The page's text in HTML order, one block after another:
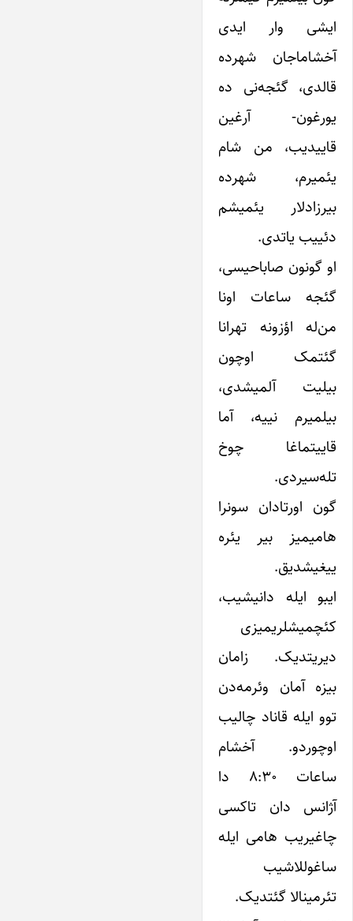
ایشی وار ایدی
آخشاماجان شهرده
قالدی، گئجه‌نی ده
یورغون- آرغین
قاییدیب، من شام
یئمیرم، شهرده
بیرزادلار یئمیشم
دئییب یاتدی.
او گونون صاباحیسی،
گئجه ساعات اونا
من‌له اؤزونه تهرانا
گئتمک اوچون
بیلیت آلمیشدی،
بیلمیرم نییه، آما
قاییتماغا چوخ
تله‌سیردی.
گون اورتادان سونرا
هامیمیز بیر یئره
ییغیشدیق.
ایبو ایله دانیشیب،
کئچمیشلریمیزی
دیریتدیک. زامان
بیزه آمان وئرمه‌دن
توو ایله قاناد چالیب
اوچوردو. آخشام
ساعات ۸:۳۰ دا
آژانس دان تاکسی
چاغیریب هامی ایله
ساغوللاشیب
تئرمینالا گئتدیک.